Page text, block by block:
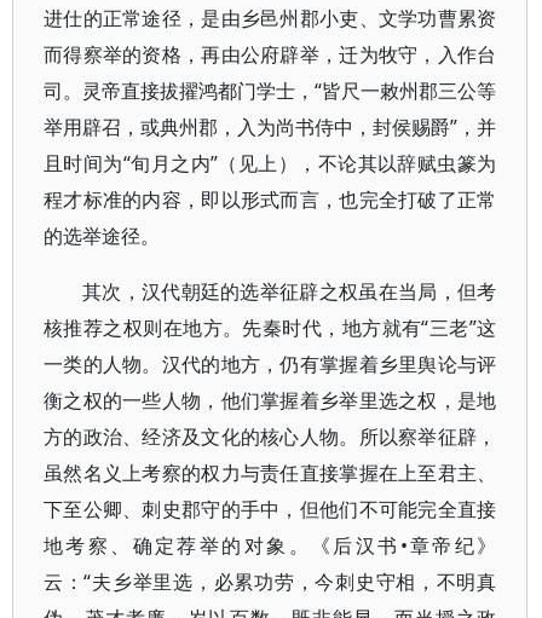
进仕的正常途径，是由乡邑州郡小吏、文学功曹累资
而得察举的资格，再由公府辟举，迁为牧守，入作台
司。灵帝直接拔擢鸿都门学士，“皆尺一敕州郡三公等
举用辟召，或典州郡，入为尚书侍中，封侯赐爵”，并
且时间为“旬月之内”（见上），不论其以辞赋虫篆为
程才标准的内容，即以形式而言，也完全打破了正常
的选举途径。
其次，汉代朝廷的选举征辟之权虽在当局，但考
核推荐之权则在地方。先秦时代，地方就有“三老”这
一类的人物。汉代的地方，仍有掌握着乡里舆论与评
衡之权的一些人物，他们掌握着乡举里选之权，是地
方的政治、经济及文化的核心人物。所以察举征辟，
虽然名义上考察的权力与责任直接掌握在上至君主、
下至公卿、刺史郡守的手中，但他们不可能完全直接
地考察、确定荐举的对象。《后汉书•章帝纪》
云：“夫乡举里选，必累功劳，今刺史守相，不明真